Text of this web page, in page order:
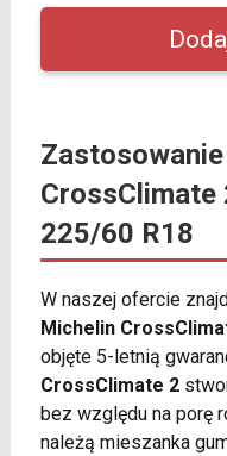
Zastosowanie
CrossClimate
225/60 R18
W naszej ofercie
Michelin
objęte 5-letnią
CrossClimate 2
bez względu na porę
należą mieszanka